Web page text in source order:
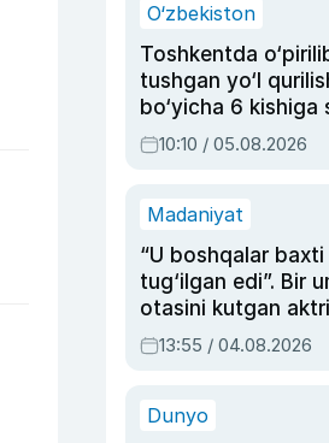
O‘zbekiston
Toshkentda
tushgan yo‘l
bo‘yicha 6 kishiga
hukmi o‘qildi
10:10 / 05.08.2026
Madaniyat
“U boshqalar baxti
tug‘ilgan edi”. Bir
otasini kutgan
dublyaj ustasi
Ahmedovaning
13:55 / 04.08.2026
Dunyo